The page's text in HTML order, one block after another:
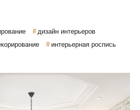
дизайн интерьеров
интерьерная роспись